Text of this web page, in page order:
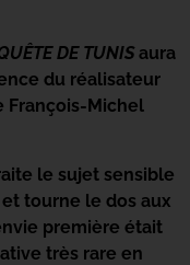
DE TUNISaura
du réalisateur
François-Michel
le sujet sensible
tourne le dos aux
première était
très rare en